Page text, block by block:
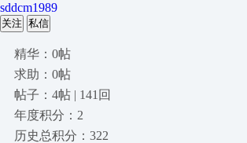
sddcm1989
关注 私信
精华：0帖
求助：0帖
帖子：4帖 | 141回
年度积分：2
历史总积分：322